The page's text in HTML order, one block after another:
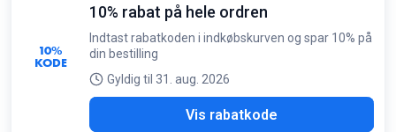
10%
KODE
10% rabat på hele ordren
Indtast rabatkoden i indkøbskurven og spar 10% på
din bestilling
Gyldig til 31. aug. 2026
Vis rabatkode